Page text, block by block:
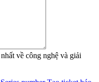
về công nghệ và giải